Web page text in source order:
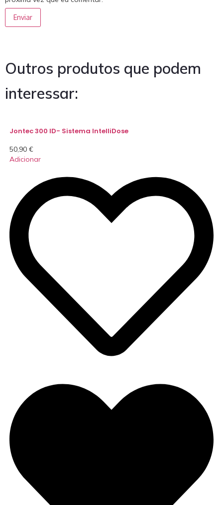
Outros produtos que podem
interessar:
Jontec 300 ID- Sistema IntelliDose
50,90 €
Adicionar